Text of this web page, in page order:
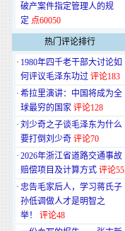
破产案件指定管理人的规
定 点60050
热门评论排行
· 1980年四千老干部大讨论如
何评议毛泽东功过 评论183
· 希拉里演讲：中国将成为全
球最穷的国家 评论128
· 刘少奇之子谈毛泽东为什么
要打倒刘少奇 评论70
· 2026年浙江省道路交通事故
赔偿项目及计算方式 评论55
· 忠告毛家后人，学习蒋氏子
孙低调做人才是明智之
举！
评论48